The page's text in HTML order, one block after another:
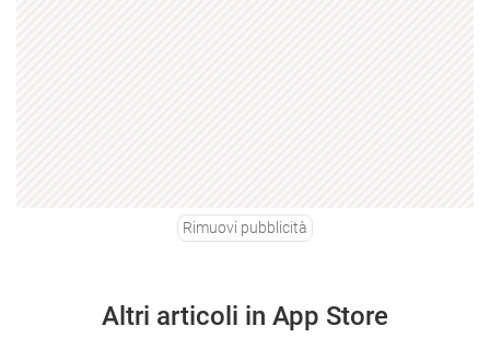
Rimuovi pubblicità
Altri articoli in App Store